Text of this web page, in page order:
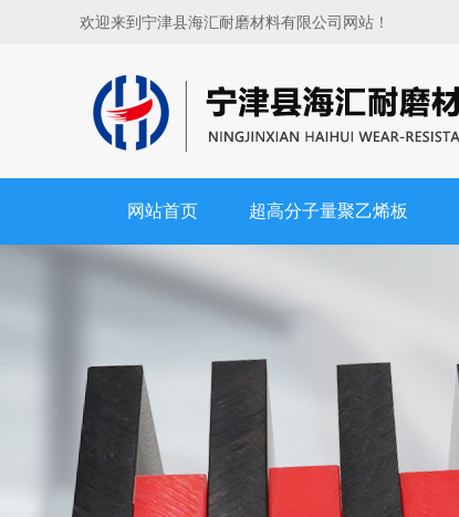
欢迎来到宁津县海汇耐磨材料有限公司网站！
网站首页 超高分子量聚乙烯板